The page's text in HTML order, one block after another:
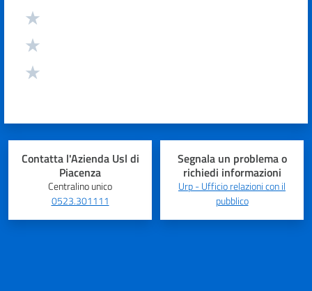
Contatta l'Azienda Usl di
Piacenza
Centralino unico
0523.301111
Segnala un problema o
richiedi informazioni
Urp - Ufficio relazioni con il
pubblico